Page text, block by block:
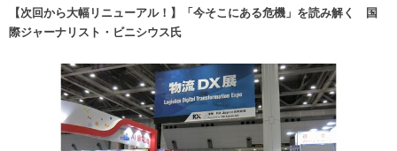
【次回から大幅リニューアル！】「今そこにある危機」を読み解く 国
際ジャーナリスト・ビニシウス氏